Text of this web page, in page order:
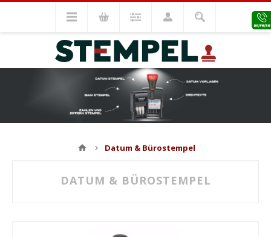
Datum & Bürostempel
DATUM & BÜROSTEMPEL